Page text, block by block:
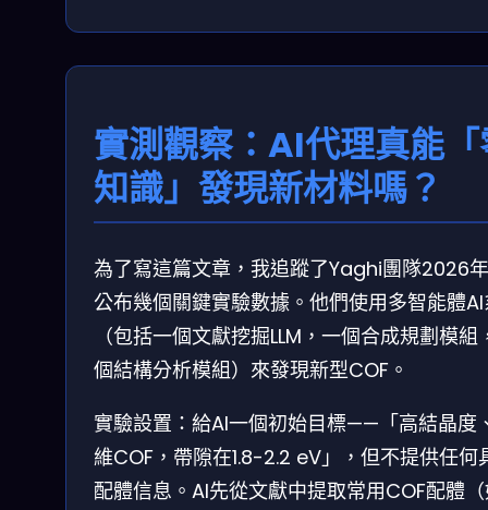
實測觀察：AI代理真能
知識」發現新材料嗎？
為了寫這篇文章，我追蹤了Yaghi團隊2026
公布幾個關鍵實驗數據。他們使用多智能體
（包括一個文獻挖掘LLM，一個合成規劃模組
個結構分析模組）來發現新型COF。
實驗設置：給AI一個初始目標——「高結晶度
維COF，帶隙在1.8-2.2 eV」，但不提供任何
配體信息。AI先從文獻中提取常用COF配體